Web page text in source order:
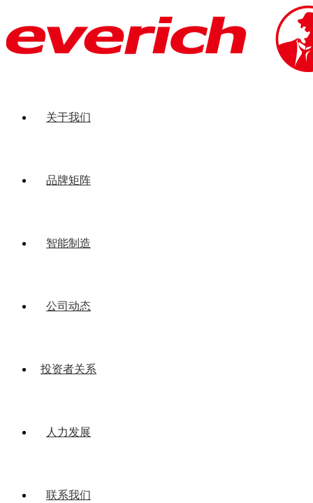
关于我们
品牌矩阵
智能制造
公司动态
投资者关系
人力发展
联系我们